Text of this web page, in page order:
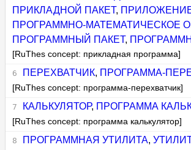
ПРИКЛАДНОЙ ПАКЕТ,
ПРОГРАММНО-МАТЕМАТИЧЕСКОЕ
ПРОГРАММНЫЙ ПАКЕТ,
[RuThes concept: прикладная программа]
ПЕРЕХВАТЧИК, ПРОГРАММА-
[RuThes concept: программа-перехватчик]
КАЛЬКУЛЯТОР, ПРОГРАММА
[RuThes concept: программа калькулятор]
ПРОГРАММНАЯ УТИЛИТА,